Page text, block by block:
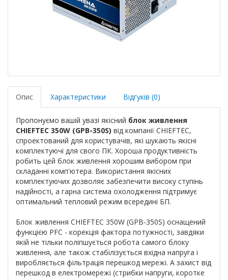
Опис Характеристики Відгуків (0)
Пропонуємо вашій увазі якісний блок живлення
CHIEFTEC 350W (GPB-350S) від компанії CHIEFTEC,
спроектований для користувачів, які шукають якісні
комплектуючі для свого ПК. Хороша продуктивність
робить цей блок живлення хорошим вибором при
складанні комп'ютера. Використання якісних
комплектуючих дозволяє забезпечити високу ступінь
надійності, а гарна система охолодження підтримує
оптимальний тепловий режим всередині БП.
Блок живлення CHIEFTEC 350W (GPB-350S) оснащений
функцією PFC - корекція фактора потужності, завдяки
якій не тільки поліпшується робота самого блоку
живлення, але також стабілізується вхідна напруга і
виробляється фільтрація перешкод мережі. А захист від
перешкод в електромережі (стрибки напруги, коротке